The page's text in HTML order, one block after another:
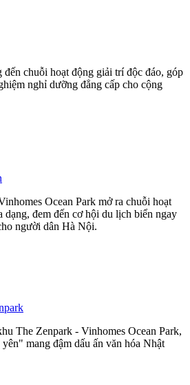
chuỗi hoạt động giải trí độc đáo, góp
nghỉ dưỡng đẳng cấp cho cộng
Ocean Park mở ra chuỗi hoạt
dạng, đem đến cơ hội du lịch biển ngay
người dân Hà Nội.
The Zenpark - Vinhomes Ocean Park,
mang đậm dấu ấn văn hóa Nhật